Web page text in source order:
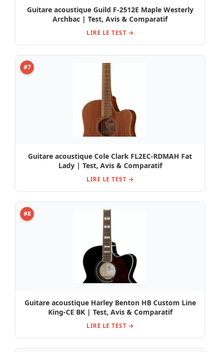
Guitare acoustique Guild F-2512E Maple Westerly
Archbac | Test, Avis & Comparatif
LIRE LE TEST →
#7
Guitare acoustique Cole Clark FL2EC-RDMAH Fat
Lady | Test, Avis & Comparatif
LIRE LE TEST →
#8
Guitare acoustique Harley Benton HB Custom Line
King-CE BK | Test, Avis & Comparatif
LIRE LE TEST →